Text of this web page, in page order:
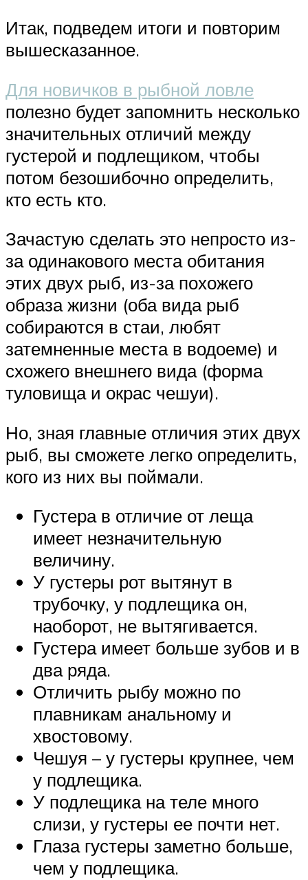
Итак, подведем итоги и повторим
вышесказанное.
Для новичков в рыбной ловле
полезно будет запомнить несколько
значительных отличий между
густерой и подлещиком, чтобы
потом безошибочно определить,
кто есть кто.
Зачастую сделать это непросто из-
за одинакового места обитания
этих двух рыб, из-за похожего
образа жизни (оба вида рыб
собираются в стаи, любят
затемненные места в водоеме) и
схожего внешнего вида (форма
туловища и окрас чешуи).
Но, зная главные отличия этих двух
рыб, вы сможете легко определить,
кого из них вы поймали.
Густера в отличие от леща
имеет незначительную
величину.
У густеры рот вытянут в
трубочку, у подлещика он,
наоборот, не вытягивается.
Густера имеет больше зубов и в
два ряда.
Отличить рыбу можно по
плавникам анальному и
хвостовому.
Чешуя – у густеры крупнее, чем
у подлещика.
У подлещика на теле много
слизи, у густеры ее почти нет.
Глаза густеры заметно больше,
чем у подлещика.